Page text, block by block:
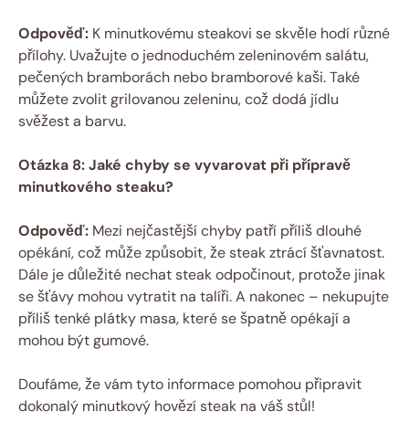
Odpověď: K minutkovému steakovi se skvěle hodí různé
přílohy. Uvažujte o jednoduchém zeleninovém salátu,
pečených bramborách nebo bramborové kaši. Také
můžete zvolit grilovanou zeleninu, což dodá jídlu
svěžest a barvu.
Otázka 8: Jaké chyby se vyvarovat při přípravě
minutkového steaku?
Odpověď: Mezi nejčastější chyby patří příliš dlouhé
opékání, což může způsobit, že steak ztrácí šťavnatost.
Dále je důležité nechat steak odpočinout, protože jinak
se šťávy mohou vytratit na talíři. A nakonec – nekupujte
příliš tenké plátky masa, které se špatně opékají a
mohou být gumové.
Doufáme, že vám tyto informace pomohou připravit
dokonalý minutkový hovězí steak na váš stůl!